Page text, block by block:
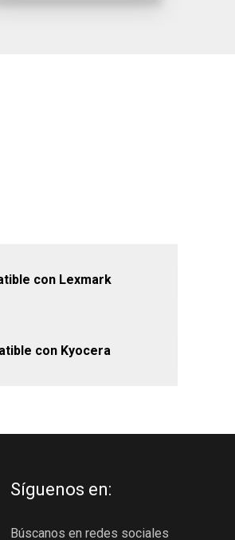
con Lexmark
con Kyocera
Síguenos en:
Búscanos en redes sociales